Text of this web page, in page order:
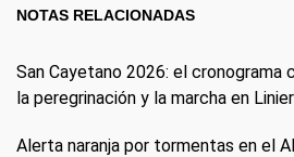
NOTAS RELACIONADAS
San Cayetano 2026: el cronograma
la peregrinación y la marcha en
Alerta naranja por tormentas en el